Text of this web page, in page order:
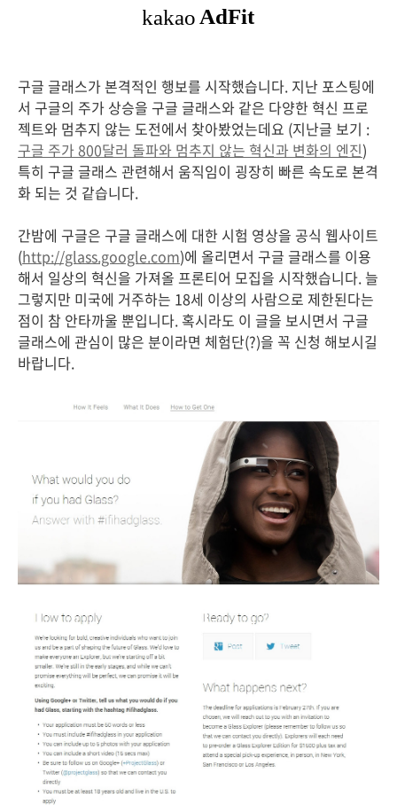
구글 글래스가 본격적인 행보를 시작했습니다. 지난 포스팅에
서 구글의 주가 상승을 구글 글래스와 같은 다양한 혁신 프로
젝트와 멈추지 않는 도전에서 찾아봤었는데요 (지난글 보기 :
구글 주가 800달러 돌파와 멈추지 않는 혁신과 변화의 엔진)
특히 구글 글래스 관련해서 움직임이 굉장히 빠른 속도로 본격
화 되는 것 같습니다.
간밤에 구글은 구글 글래스에 대한 시험 영상을 공식 웹사이트
(http://glass.google.com)에 올리면서 구글 글래스를 이용
해서 일상의 혁신을 가져올 프론티어 모집을 시작했습니다. 늘
그렇지만 미국에 거주하는 18세 이상의 사람으로 제한된다는
점이 참 안타까울 뿐입니다. 혹시라도 이 글을 보시면서 구글
글래스에 관심이 많은 분이라면 체험단(?)을 꼭 신청 해보시길
바랍니다.